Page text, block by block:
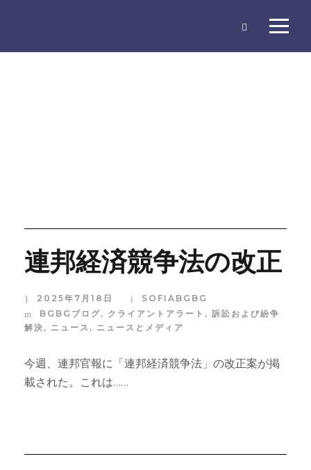
連邦経済競争法の改正
2025年7月18日
SOFIABGBG
BGBGブログ, クライアントアラート , 訴訟および紛争
解決 , ニュース , ニュースとメディア
今週、連邦官報に「連邦経済競争法」の改正案が掲
載された。これは……